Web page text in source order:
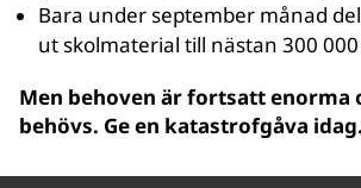
Bara under september månad
ut skolmaterial till nästan 300
Men behoven är fortsatt enorma
behövs. Ge en katastrofgåva idag.